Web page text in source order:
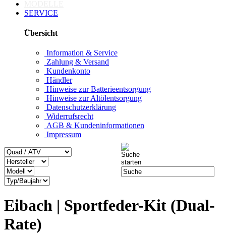
SERVICE
Übersicht
Information & Service
Zahlung & Versand
Kundenkonto
Händler
Hinweise zur Batterieentsorgung
Hinweise zur Altölentsorgung
Datenschutzerklärung
Widerrufsrecht
AGB & Kundeninformationen
Impressum
Eibach | Sportfeder-Kit (Dual-
Rate)